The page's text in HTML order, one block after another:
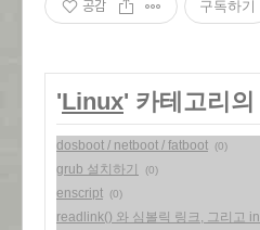
공감 구독하기
'Linux' 카테고리
dosboot / netboot / fatboot (0)
grub 설치하기 (0)
enscript (0)
readlink() 와 심볼릭 링크, 그리고